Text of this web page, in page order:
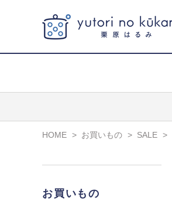
HOME > お買いもの > SALE >
お買いもの